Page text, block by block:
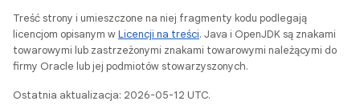
Treść strony i umieszczone na niej fragmenty kodu podlegają
licencjom opisanym wLicencji na treści. Java i OpenJDK są znakami
towarowymi lub zastrzeżonymi znakami towarowymi należącymi do
firmy Oracle lub jej podmiotów stowarzyszonych.
Ostatnia aktualizacja: 2026-05-12 UTC.